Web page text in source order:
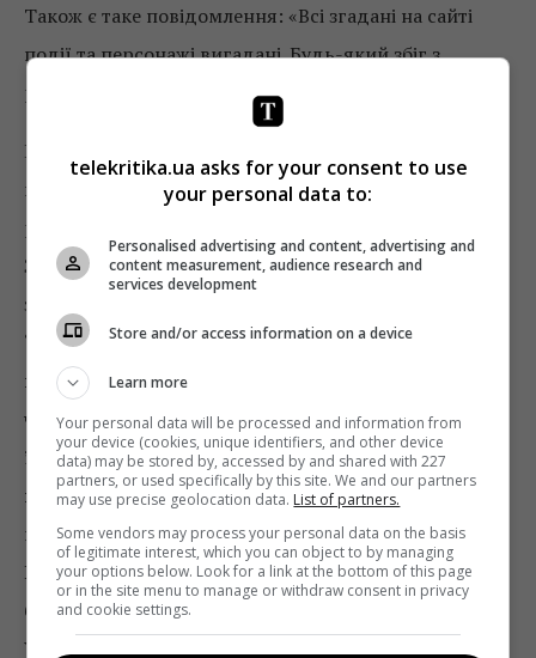
Також є таке повідомлення: «Всі згадані на сайті
події та персонажі вигадані. Будь-який збіг з
реальними подіями та людьми є випадковим».
Нагадаємо, сайт UaReview заснований у грудні 2011-
го Романом Голубовським. Матеріали UaReview не
раз публікувалися під виглядом справжніх новин у
ЗМІ. Зокрема, видання є автором новин з такими
заголовками: «
“», “В Україні заборонять місіонерську
позицію», «В Україні легалізують марихуану на
час проведення Євро-2012», «Працівницю
їдальні Верховної Ради звільнили за те, що
вона плювала в суп». У жовтні 2012 ряд ЗМІ
перепостили матеріал видання про те, щоСергій
Безруков нібито зіграє роль Богдана Ступки в
біографічному фільмі про українського актора
У квітні 2013 року сайт оприлюднив новину
telekritika.ua asks for your consent to use
your personal data to:
Personalised advertising and content, advertising and
content measurement, audience research and
services development
Store and/or access information on a device
Learn more
Your personal data will be processed and information from
your device (cookies, unique identifiers, and other device
data) may be stored by, accessed by and shared with 227
partners, or used specifically by this site. We and our partners
may use precise geolocation data. List of partners.
Some vendors may process your personal data on the basis
of legitimate interest, which you can object to by managing
your options below. Look for a link at the bottom of this page
or in the site menu to manage or withdraw consent in privacy
and cookie settings.